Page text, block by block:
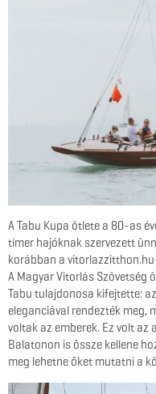
A Tabu Kupa ötlete a 80-as
timer hajóknak szervezett
korábban a
A Magyar Vitorlás Szövetség
Tabu tulajdonosa kifejtette:
eleganciával rendezték meg,
voltak az emberek. Ez volt az
Balatonon is össze kellene
meg lehetne őket mutatni a